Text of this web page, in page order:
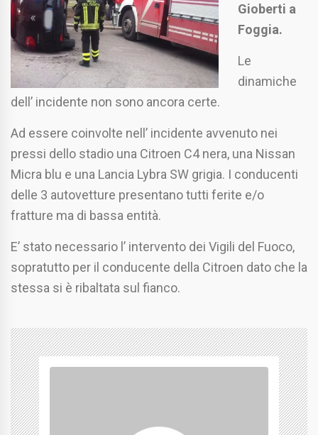
Gioberti a
Foggia.
Le
dinamiche
dell’ incidente non sono ancora certe.
Ad essere coinvolte nell’ incidente avvenuto nei
pressi dello stadio una Citroen C4 nera, una Nissan
Micra blu e una Lancia Lybra SW grigia. I conducenti
delle 3 autovetture presentano tutti ferite e/o
fratture ma di bassa entità.
E’ stato necessario l’ intervento dei Vigili del Fuoco,
sopratutto per il conducente della Citroen dato che la
stessa si è ribaltata sul fianco.